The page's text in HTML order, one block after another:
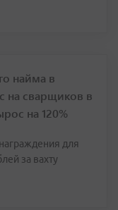
найма в
на сварщиков в
на 120%
для
за вахту